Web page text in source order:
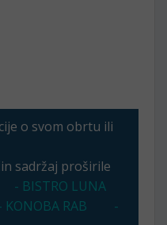
o svom obrtu ili
sadržaj proširile
- BISTRO LUNA
KONOBA RAB
-